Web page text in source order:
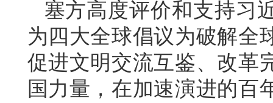
塞方高度评价和支持习
为四大全球倡议为破解全
促进文明交流互鉴、改革
国力量，在加速演进的百